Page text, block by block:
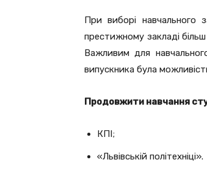
При виборі навчального
престижному закладі
Важливим для
випускника була
Продовжити навчання
КПІ;
«Львівській політехніці».